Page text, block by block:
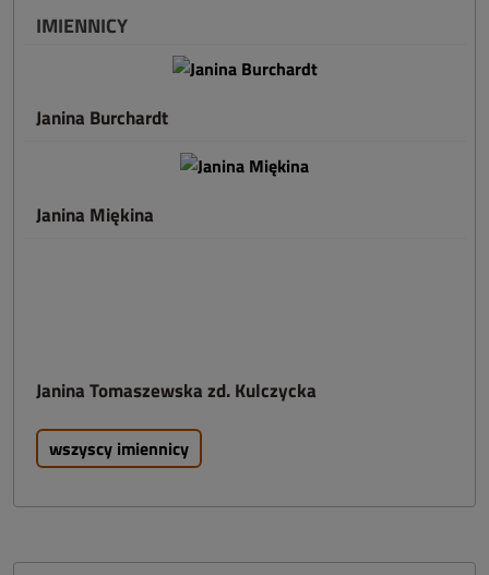
IMIENNICY
Janina Burchardt
Janina Miękina
Janina Tomaszewska zd. Kulczycka
wszyscy imiennicy